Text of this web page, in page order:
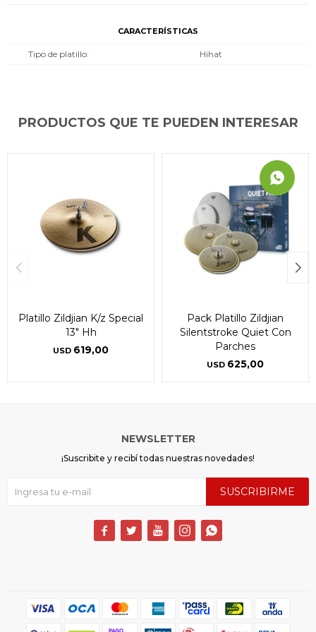
CARACTERÍSTICAS
Tipo de platillo Hihat
PRODUCTOS QUE TE PUEDEN INTERESAR
Platillo Zildjian K/z Special
13" Hh
USD 619,00
Pack Platillo Zildjian
Silentstroke Quiet Con
Parches
USD 625,00
NEWSLETTER
¡Suscribite y recibí todas nuestras novedades!
SUSCRIBIRME
    